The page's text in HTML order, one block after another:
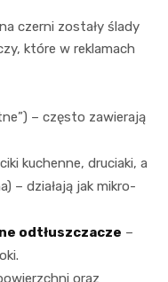
czerni zostały ślady
które w reklamach
– często zawierają
kuchenne, druciaki, a
– działają jak mikro-
odtłuszczacze –
oraz